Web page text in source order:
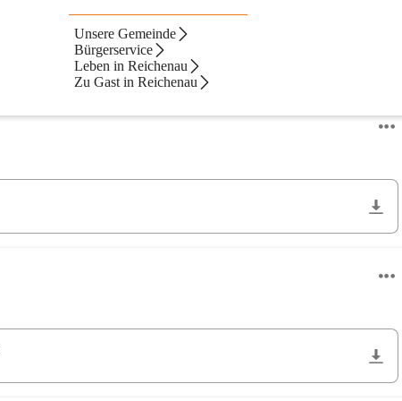
Unsere Gemeinde
Bürgerservice
Leben in Reichenau
Zu Gast in Reichenau